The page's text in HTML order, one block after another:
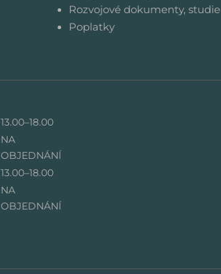
Rozvojové dokumenty, studie
Poplatky
13.00–18.00
NA
OBJEDNÁNÍ
13.00–18.00
NA
OBJEDNÁNÍ